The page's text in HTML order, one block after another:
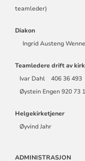
teamleder)
Diakon
Ingrid Austeng
Teamledere drift av
Ivar Dahl 406 36 493
Øystein Engen 920 73
Helgekirketjener
Øyvind Jahr
ADMINISTRASJON